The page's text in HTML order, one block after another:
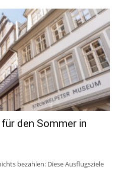
den Sommer in
bezahlen: Diese Ausflugsziele